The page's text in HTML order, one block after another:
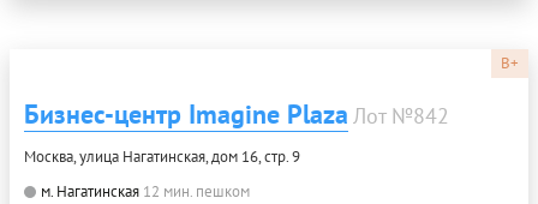
B+
Бизнес-центр Imagine Plaza Лот №842
Москва, улица Нагатинская, дом 16, стр. 9
м. Нагатинская 12 мин. пешком